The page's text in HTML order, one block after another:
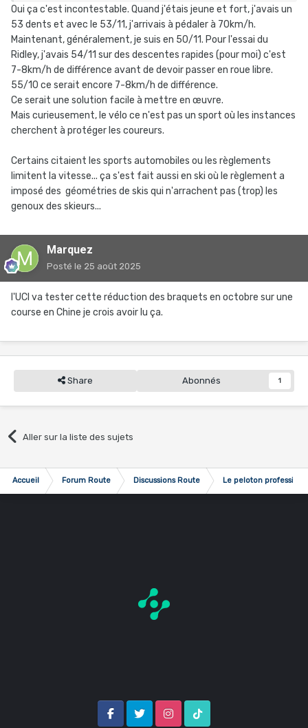
de placement des DS par radio ne sont évidemment pas
des facteurs de prudence dans la conduite d'une course.
Oui ça c'est incontestable. Quand j'étais jeune et fort, j'avais un
53 dents et avec le 53/11, j'arrivais à pédaler à 70km/h.
Maintenant, généralement, je suis en 50/11. Pour l'essai du
Ridley, j'avais 54/11 sur des descentes rapides (pour moi) c'est
7-8km/h de différence avant de devoir passer en roue libre.
55/10 ce serait encore 7-8km/h de différence.
Ce serait une solution facile à mettre en œuvre.
Mais curieusement, le vélo ce n'est pas un sport où les instances
cherchent à protéger les coureurs.
Certains citaient les sports automobiles ou les règlements
limitent la vitesse... ça s'est fait aussi en ski où le règlement a
imposé des géométries de skis qui n'arrachent pas (trop) les
genoux des skieurs...
Marquez
Posté le 25 août 2025
l'UCI va tester cette réduction des braquets en octobre sur une
course en Chine je crois avoir lu ça.
Share Abonnés 1
Aller sur la liste des sujets
Accueil Forum Route Discussions Route Le peloton
FacebookTwitter InstagramTik Tok